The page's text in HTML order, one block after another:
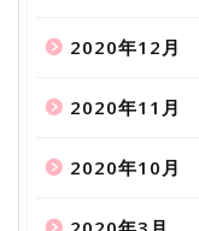
2020年12月
2020年11月
2020年10月